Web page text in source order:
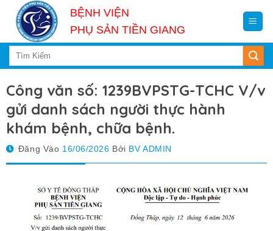
content
BỆNH VIỆN
PHỤ SẢN TIỀN GIANG
Công văn số: 1239BVPSTG-TCHC V/v
gửi danh sách người thực hành
khám bệnh, chữa bệnh.
Đăng Vào 16/06/2026 Bởi BV ADMIN